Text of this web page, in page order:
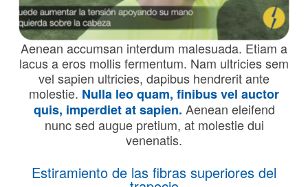
Aenean accumsan interdum malesuada. Etiam a
lacus a eros mollis fermentum. Nam ultricies sem
vel sapien ultricies, dapibus hendrerit ante
molestie. Nulla leo quam, finibus vel auctor
quis, imperdiet at sapien. Aenean eleifend
nunc sed augue pretium, at molestie dui
venenatis.
Estiramiento de las fibras superiores del